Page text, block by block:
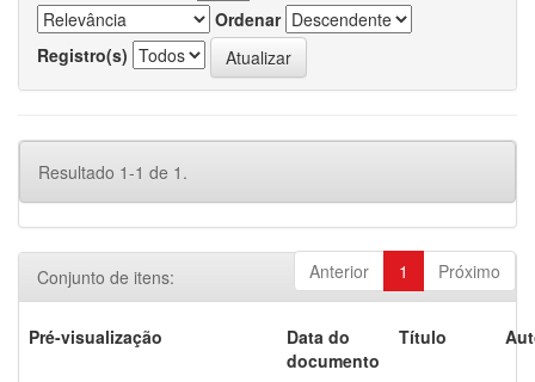
Ordenar
Registro(s)
Resultado 1-1 de 1.
Anterior 1 Próximo
Conjunto de itens:
Pré-visualização
Data do
documento
Título